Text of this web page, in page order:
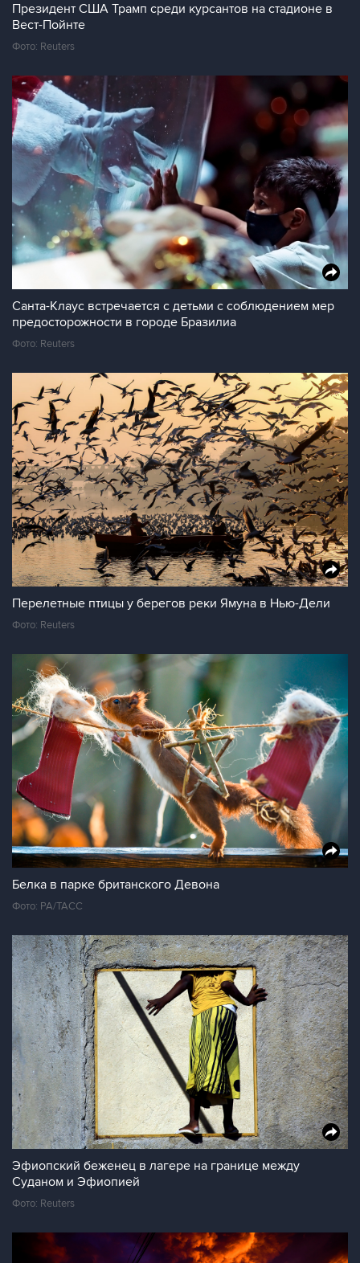
Президент США Трамп среди курсантов на стадионе в
Вест-Пойнте
Фото: Reuters
Санта-Клаус встречается с детьми с соблюдением мер
предосторожности в городе Бразилиа
Фото: Reuters
Перелетные птицы у берегов реки Ямуна в Нью-Дели
Фото: Reuters
Белка в парке британского Девона
Фото: PA/ТАСС
Эфиопский беженец в лагере на границе между
Суданом и Эфиопией
Фото: Reuters